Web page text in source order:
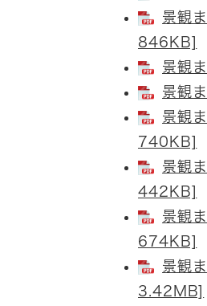
景観
846KB]
景観
景観
景観
740KB]
景観
442KB]
景観
674KB]
景観
3.42MB]